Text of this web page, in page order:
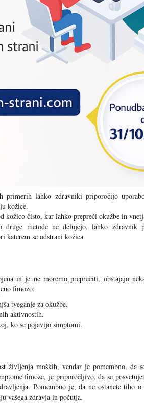
primerih lahko zdravniki priporočijo
kožice.
kožico čisto, kar lahko prepreči okužbe in
metode ne delujejo, lahko zdravnik
katerem se odstrani kožica.
in je ne moremo preprečiti, obstajajo
fimozo:
tveganje za okužbe.
aktivnostih.
ko se pojavijo simptomi.
življenja moških, vendar je pomembno, da
fimoze, je priporočljivo, da se
Pomembno je, da ne ostanete tiho
vašega zdravja in počutja.